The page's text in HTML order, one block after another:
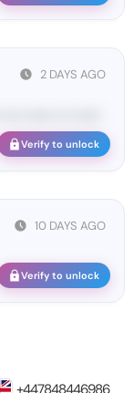
2 DAYS AGO
Verify to unlock
10 DAYS AGO
Verify to unlock
+447848446986